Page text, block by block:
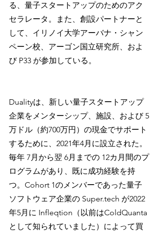
る、量子スタートアップのためのアク
セラレータ。また、創設パートナーと
して、イリノイ大学アーバナ・シャン
ペーン校、アーゴン国立研究所、およ
び P33 が参加している。
Dualityは、新しい量子スタートアップ
企業をメンターシップ、施設、および 5
万ドル（約700万円）の現金でサポート
するために、2021年4月に設立された。
毎年 7月から翌 6月までの 12カ月間のプ
ログラムがあり、既に成功経験を持
つ。Cohort 1のメンバーであった量子
ソフトウェア企業の Super.tech が2022
年5月に Infleqtion（以前はColdQuanta
として知られていました）によって買